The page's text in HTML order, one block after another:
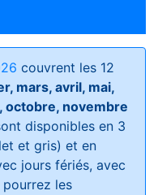
couvrent les 12
mars, avril, mai,
octobre, novembre
disponibles en 3
et gris) et en
jours fériés, avec
pourrez les